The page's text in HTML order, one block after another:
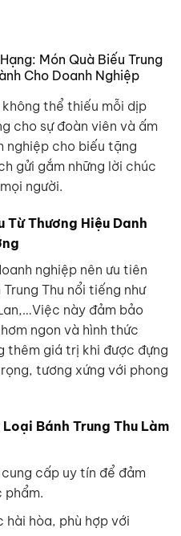
Món Quà Biếu Trung
Cho Doanh Nghiệp
không thể thiếu mỗi dịp
cho sự đoàn viên và ấm
nghiệp cho biếu tặng
gửi gắm những lời chúc
người.
Từ Thương Hiệu Danh
nghiệp nên ưu tiên
Thu nổi tiếng như
này đảm bảo
ngon và hình thức
thêm giá trị khi được đựng
tương xứng với phong
Bánh Trung Thu Làm
cấp uy tín để đảm
phẩm.
hài hòa, phù hợp với